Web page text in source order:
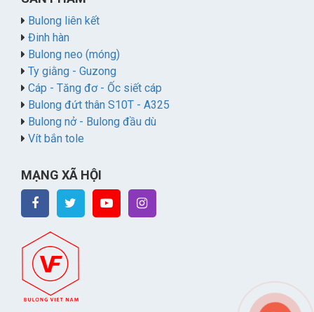
Bulong liên kết
Đinh hàn
Bulong neo (móng)
Ty giằng - Guzong
Cáp - Tăng đơ - Ốc siết cáp
Bulong đứt thân S10T - A325
Bulong nở - Bulong đầu dù
Vít bắn tole
MẠNG XÃ HỘI